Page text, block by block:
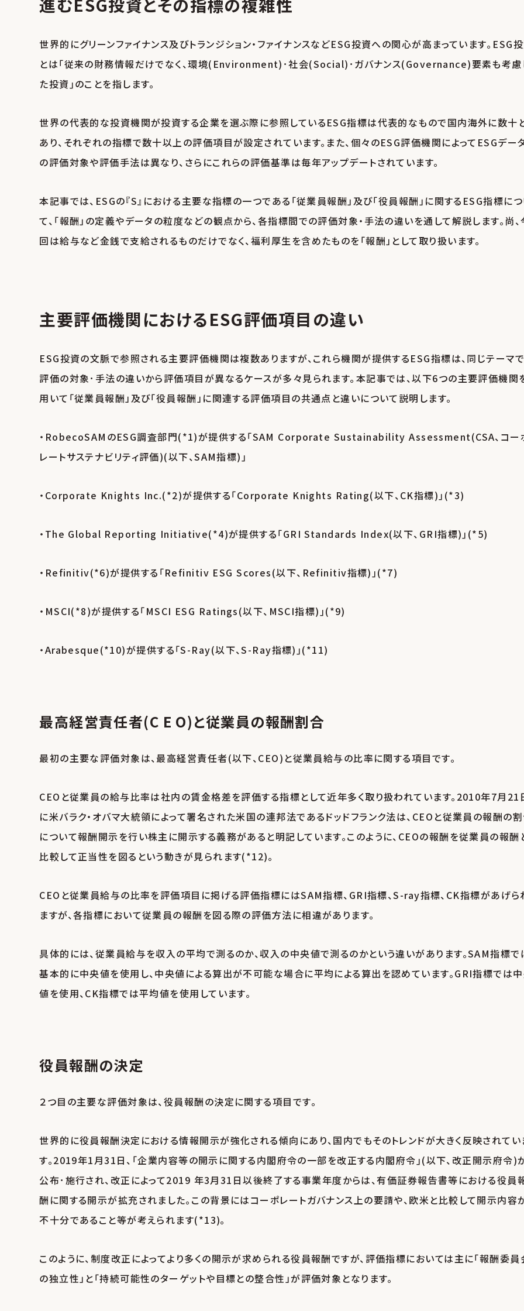
進むESG投資とその指標の複雑性
世界的にグリーンファイナンス及びトランジション・ファイナンスなどESG投資への関心が高まっています｡ESG
とは｢従来の財務情報だけでなく、環境(Environment)･社会(Social)･ガバナンス(Governance)要素も考慮
た投資｣のことを指します｡
世界の代表的な投資機関が投資する企業を選ぶ際に参照しているESG指標は代表的なもので国内海外に数十
あり、それぞれの指標で数十以上の評価項目が設定されています。また、個々のESG評価機関によってESGデー
の評価対象や評価手法は異なり、さらにこれらの評価基準は毎年アップデートされています｡
本記事では、ESGの『S』における主要な指標の一つである「従業員報酬」及び「役員報酬」に関するESG指標に
て、「報酬」の定義やデータの粒度などの観点から、各指標間での評価対象・手法の違いを通して解説します。尚、
回は給与など金銭で支給されるものだけでなく、福利厚生を含めたものを「報酬」として取り扱います。
主要評価機関におけるESG評価項目の違い
ESG投資の文脈で参照される主要評価機関は複数ありますが、これら機関が提供するESG指標は、同じテーマ
評価の対象･手法の違いから評価項目が異なるケースが多々見られます｡本記事では、以下6つの主要評価機関
用いて「従業員報酬」及び「役員報酬」に関連する評価項目の共通点と違いについて説明します｡
・RobecoSAMのESG調査部門(*1)が提供する｢SAM Corporate Sustainability Assessment(CSA、コー
レートサステナビリティ評価)(以下、SAM指標)｣
・Corporate Knights Inc.(*2)が提供する｢Corporate Knights Rating(以下、CK指標)｣(*3)
・The Global Reporting Initiative(*4)が提供する｢GRI Standards Index(以下、GRI指標)｣(*5)
・Refinitiv(*6)が提供する｢Refinitiv ESG Scores(以下、Refinitiv指標)｣(*7)
・MSCI(*8)が提供する｢MSCI ESG Ratings(以下、MSCI指標)｣(*9)
・Arabesque(*10)が提供する｢S-Ray(以下、S-Ray指標)｣(*11)
最高経営責任者(C E O)と従業員の報酬割合
最初の主要な評価対象は、最高経営責任者(以下、CEO)と従業員給与の比率に関する項目です｡
CEOと従業員の給与比率は社内の賃金格差を評価する指標として近年多く取り扱われています。2010年7月21
に米バラク・オバマ大統領によって署名された米国の連邦法であるドッドフランク法は、CEOと従業員の報酬の
について報酬開示を行い株主に開示する義務があると明記しています。このように、CEOの報酬を従業員の報酬
比較して正当性を図るという動きが見られます(*12)｡
CEOと従業員給与の比率を評価項目に掲げる評価指標にはSAM指標、GRI指標、S-ray指標、CK指標があげら
ますが、各指標において従業員の報酬を図る際の評価方法に相違があります｡
具体的には、従業員給与を収入の平均で測るのか、収入の中央値で測るのかという違いがあります。SAM指標で
基本的に中央値を使用し、中央値による算出が不可能な場合に平均による算出を認めています。GRI指標では
値を使用、CK指標では平均値を使用しています｡
役員報酬の決定
２つ目の主要な評価対象は、役員報酬の決定に関する項目です｡
世界的に役員報酬決定における情報開示が強化される傾向にあり、国内でもそのトレンドが大きく反映されてい
す。2019年1月31日、｢企業内容等の開示に関する内閣府令の一部を改正する内閣府令｣(以下、改正開示府令)
公布･施行され、改正によって2019 年3月31日以後終了する事業年度からは、有価証券報告書等における役員
酬に関する開示が拡充されました｡この背景にはコーポレートガバナンス上の要請や、欧米と比較して開示内容
不十分であること等が考えられます(*13)｡
このように、制度改正によってより多くの開示が求められる役員報酬ですが、評価指標においては主に「報酬委員
の独立性」と「持続可能性のターゲットや目標との整合性」が評価対象となります｡